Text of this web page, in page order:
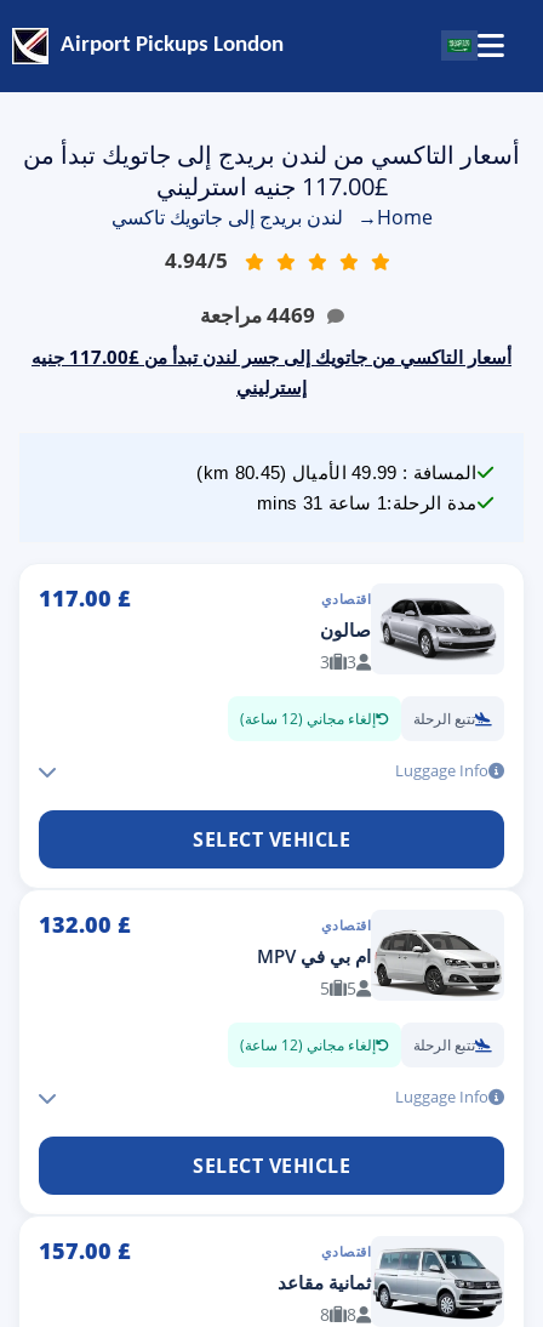
Airport Pickups London
أسعار التاكسي من لندن بريدج إلى جاتويك تبدأ من
£117.00 جنيه استرليني
Home
→ لندن بريدج إلى جاتويك تاكسي
4.94/5
4469مراجعة
أسعار التاكسي من جاتويك إلى جسر لندن تبدأ من £117.00 جنيه
إسترليني
المسافة :
49.99 الأميال (
80.45
مدة الرحلة:1 ساعة 31 mins
اقتصادي £
117.00
صالون
3
3
تتبع الرحلة إلغاء مجاني (12 ساعة)
Luggage Info
SELECT VEHICLE
اقتصادي £
132.00
ام بي في MPV
5
5
تتبع الرحلة إلغاء مجاني (12 ساعة)
Luggage Info
SELECT VEHICLE
اقتصادي £
157.00
ثمانية مقاعد
8
8